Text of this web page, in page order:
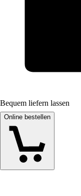
Bequem liefern lassen
Online bestellen